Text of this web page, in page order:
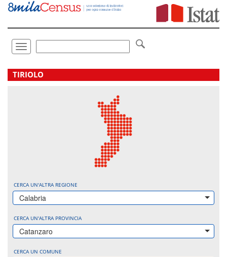
Vai
direttamente
Toggle
navigation
.
TIRIOLO
CERCA UN'ALTRA REGIONE
Calabria
CERCA UN'ALTRA PROVINCIA
Catanzaro
CERCA UN COMUNE